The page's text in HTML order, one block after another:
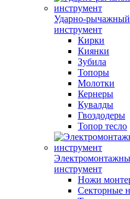
Ударно-рычажный
инструмент
Кирки
Киянки
Зубила
Топоры
Молотки
Кернеры
Кувалды
Гвоздодеры
Топор тесло
инструмент
Ножи
Секторные